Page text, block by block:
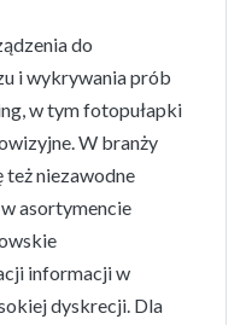
do
i wykrywania prób
w tym fotopułapki
W branży
niezawodne
asortymencie
informacji w
dyskrecji. Dla